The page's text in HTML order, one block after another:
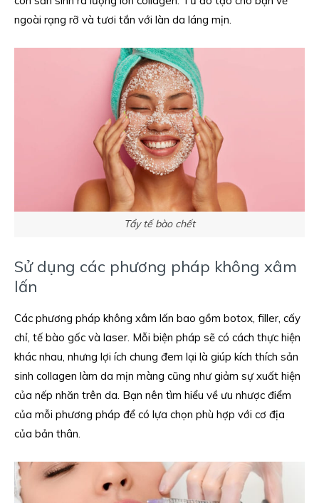
ngoài rạng rỡ và tươi tắn với làn da láng mịn.
Tẩy tế bào chết
Sử dụng các phương pháp không xâm
lấn
Các phương pháp không xâm lấn bao gồm botox, filler, cấy
chỉ, tế bào gốc và laser. Mỗi biện pháp sẽ có cách thực hiện
khác nhau, nhưng lợi ích chung đem lại là giúp kích thích sản
sinh collagen làm da mịn màng cũng như giảm sự xuất hiện
của nếp nhăn trên da. Bạn nên tìm hiểu về ưu nhược điểm
của mỗi phương pháp để có lựa chọn phù hợp với cơ địa
của bản thân.